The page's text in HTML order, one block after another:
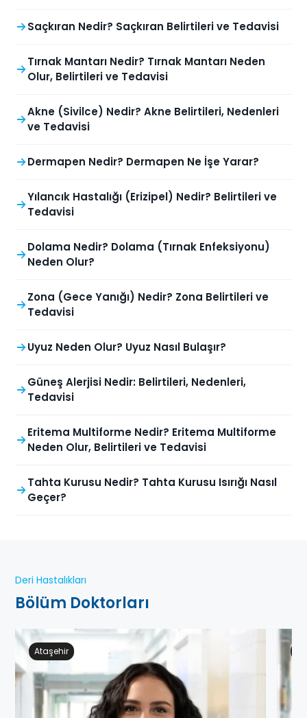
Saçkıran Nedir? Saçkıran Belirtileri ve Tedavisi
Tırnak Mantarı Nedir? Tırnak Mantarı Neden
Olur, Belirtileri ve Tedavisi
Akne (Sivilce) Nedir? Akne Belirtileri, Nedenleri
ve Tedavisi
Dermapen Nedir? Dermapen Ne İşe Yarar?
Yılancık Hastalığı (Erizipel) Nedir? Belirtileri ve
Tedavisi
Dolama Nedir? Dolama (Tırnak Enfeksiyonu)
Neden Olur?
Zona (Gece Yanığı) Nedir? Zona Belirtileri ve
Tedavisi
Uyuz Neden Olur? Uyuz Nasıl Bulaşır?
Güneş Alerjisi Nedir: Belirtileri, Nedenleri,
Tedavisi
Eritema Multiforme Nedir? Eritema Multiforme
Neden Olur, Belirtileri ve Tedavisi
Tahta Kurusu Nedir? Tahta Kurusu Isırığı Nasıl
Geçer?
Deri Hastalıkları
Bölüm Doktorları
Ataşehir